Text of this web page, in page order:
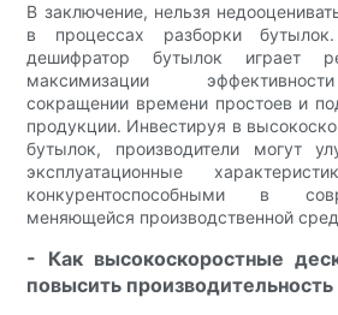
В заключение, нельзя
в процессах разборки бутылок.
дешифратор бутылок играет
максимизации
сокращении времени простоев и
продукции. Инвестируя в
бутылок, производители могут
эксплуатационные
конкурентоспособными в
меняющейся производственной
- Как высокоскоростные
повысить